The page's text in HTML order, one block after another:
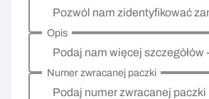
Pozwól nam zidentyfikować
Opis
Podaj numer zwracanej paczki
Numer zwracanej paczki